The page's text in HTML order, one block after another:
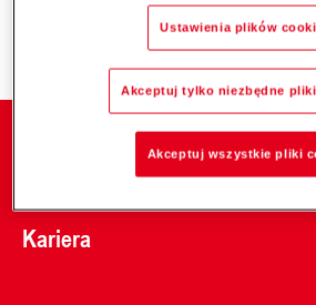
Kariera
Ustawienia plików
Akceptuj tylko niezbędne
Akceptuj wszystkie pliki